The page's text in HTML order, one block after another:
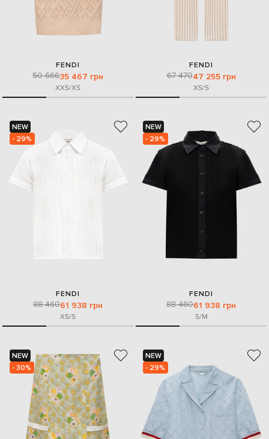
FENDI
50 66635 467 грн
XXS/XS
FENDI
67 47047 255 грн
XS/S
NEW
- 29%
FENDI
88 46061 938 грн
XS/S
NEW
- 29%
FENDI
88 46061 938 грн
S/M
NEW
- 30%
NEW
- 29%